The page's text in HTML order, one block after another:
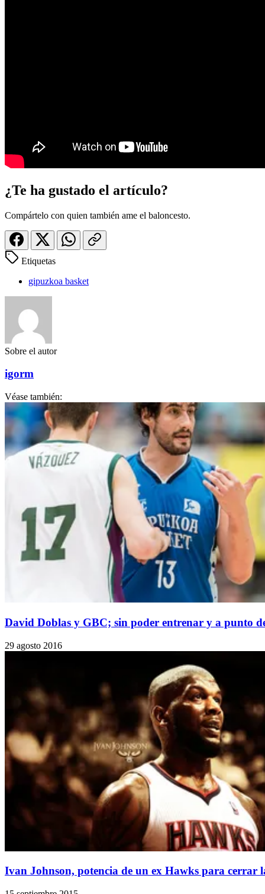
¿Te ha gustado el artículo?
Compártelo con quien también ame el baloncesto.
Etiquetas
gipuzkoa basket
Sobre el autor
igorm
Véase también:
David Doblas y GBC; sin poder entrenar y a punto
29 agosto 2016
Ivan Johnson, potencia de un ex Hawks para cerrar